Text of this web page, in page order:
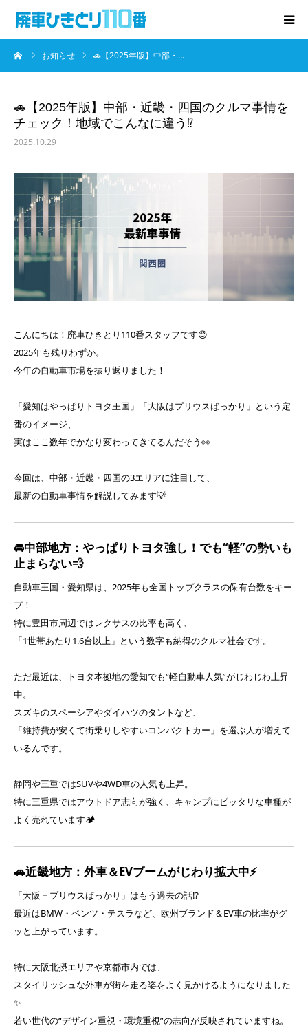
お知らせ 🚗【2025年版】中部・…
🚗【2025年版】中部・近畿・四国のクルマ事情を
チェック！地域でこんなに違う⁉️
2025.10.29
こんにちは！廃車ひきとり110番スタッフです😊
2025年も残りわずか。
今年の自動車市場を振り返りました！
「愛知はやっぱりトヨタ王国」「大阪はプリウスばっかり」という定
番のイメージ、
実はここ数年でかなり変わってきてるんだそう👀
今回は、中部・近畿・四国の3エリアに注目して、
最新の自動車事情を解説してみます💡
🚘中部地方：やっぱりトヨタ強し！でも“軽”の勢いも
止まらない💨
自動車王国・愛知県は、2025年も全国トップクラスの保有台数をキー
プ！
特に豊田市周辺ではレクサスの比率も高く、
「1世帯あたり1.6台以上」という数字も納得のクルマ社会です。
ただ最近は、トヨタ本拠地の愛知でも“軽自動車人気”がじわじわ上昇
中。
スズキのスペーシアやダイハツのタントなど、
「維持費が安くて街乗りしやすいコンパクトカー」を選ぶ人が増えて
いるんです。
静岡や三重ではSUVや4WD車の人気も上昇。
特に三重県ではアウトドア志向が強く、キャンプにピッタリな車種が
よく売れています🏕️
🚗近畿地方：外車＆EVブームがじわり拡大中⚡
「大阪＝プリウスばっかり」はもう過去の話⁉️
最近はBMW・ベンツ・テスラなど、欧州ブランド＆EV車の比率がグ
ッと上がっています。
特に大阪北摂エリアや京都市内では、
スタイリッシュな外車が街を走る姿をよく見かけるようになりました
✨
若い世代の“デザイン重視・環境重視”の志向が反映されていますね。
廃車･事故車の買取
無料査定
お役立ち情報
お知らせ
会社概要
お問い合わせ